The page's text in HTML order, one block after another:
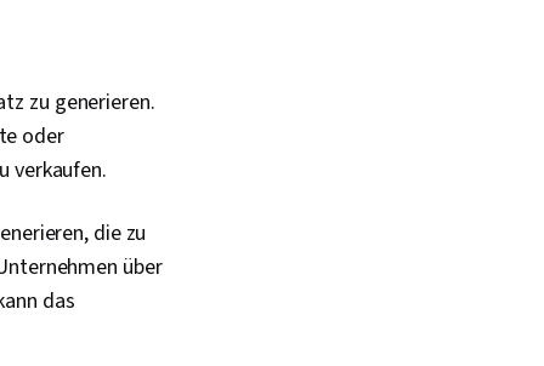
zu generieren.
oder
verkaufen.
die zu
über
das